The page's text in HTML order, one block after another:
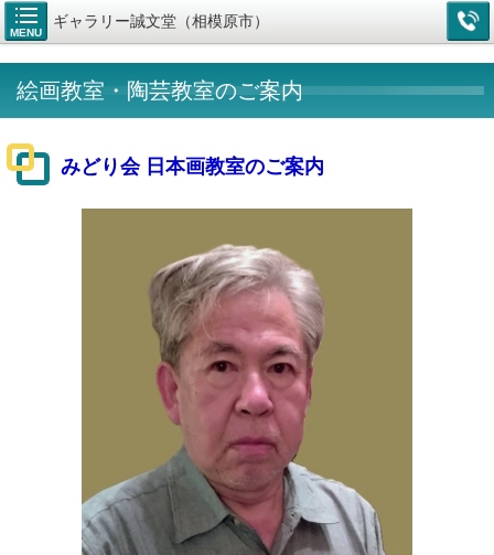
MENU
ギャラリー誠文堂（相模原市）
絵画教室・陶芸教室のご案内
みどり会 日本画教室のご案内